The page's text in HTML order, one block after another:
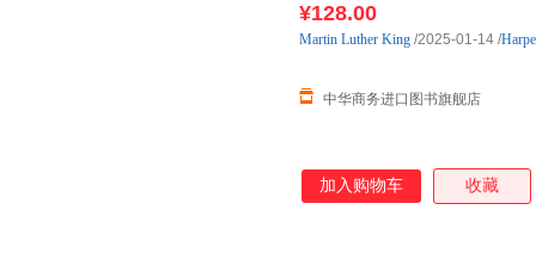
¥128.00
中华商务进口图书旗舰店
Martin Luther King /2025-01-14 /
加入购物车 收藏